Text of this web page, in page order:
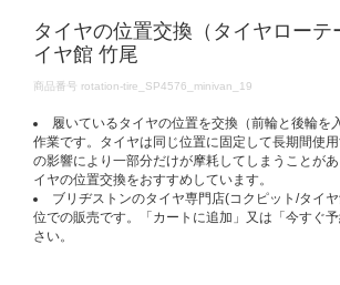
タイヤの位置交換（タイヤローテ
イヤ館 竹尾
DETAILS
商品番号 rotation-tire_SP4576_minivan_19
履いているタイヤの位置を交換（前輪と後輪を
作業です。タイヤは同じ位置に固定して長期間使
の影響により一部分だけが摩耗してしまうことが
イヤの位置交換をおすすめしています。
ブリヂストンのタイヤ専門店(コクピット/タイ
位での販売です。「カートに追加」又は「今すぐ
さい。